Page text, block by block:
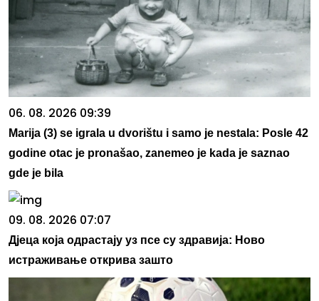
06. 08. 2026 09:39
Marija (3) se igrala u dvorištu i samo je nestala: Posle 42
godine otac je pronašao, zanemeo je kada je saznao
gde je bila
09. 08. 2026 07:07
Дјеца која одрастају уз псе су здравија: Ново
истраживање открива зашто